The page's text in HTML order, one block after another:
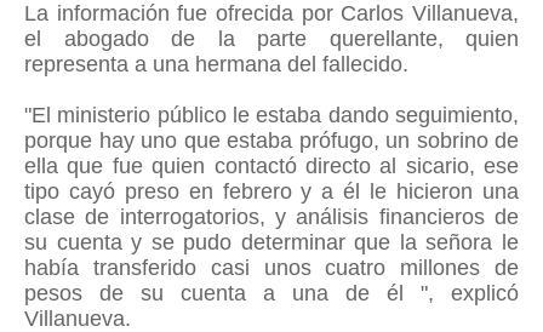
La información fue ofrecida por Carlos Villanueva,
el abogado de la parte querellante, quien
representa a una hermana del fallecido.
"El ministerio público le estaba dando seguimiento,
porque hay uno que estaba prófugo, un sobrino de
ella que fue quien contactó directo al sicario, ese
tipo cayó preso en febrero y a él le hicieron una
clase de interrogatorios, y análisis financieros de
su cuenta y se pudo determinar que la señora le
había transferido casi unos cuatro millones de
pesos de su cuenta a una de él ", explicó
Villanueva.